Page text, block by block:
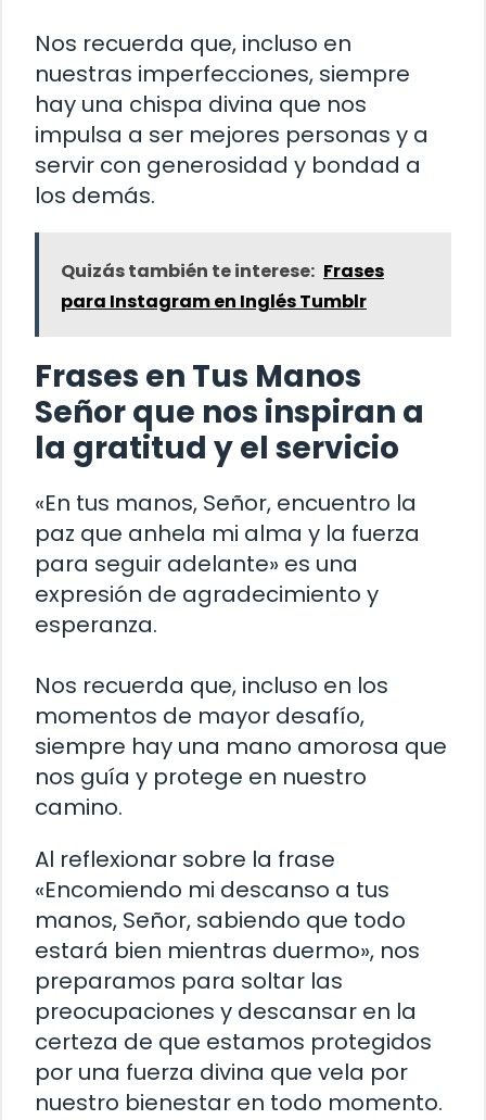
Nos recuerda que, incluso en
nuestras imperfecciones, siempre
hay una chispa divina que nos
impulsa a ser mejores personas y a
servir con generosidad y bondad a
los demás.
Quizás también te interese: Frases
para Instagram en Inglés Tumblr
Frases en Tus Manos
Señor que nos inspiran a
la gratitud y el servicio
«En tus manos, Señor, encuentro la
paz que anhela mi alma y la fuerza
para seguir adelante» es una
expresión de agradecimiento y
esperanza.
Nos recuerda que, incluso en los
momentos de mayor desafío,
siempre hay una mano amorosa que
nos guía y protege en nuestro
camino.
Al reflexionar sobre la frase
«Encomiendo mi descanso a tus
manos, Señor, sabiendo que todo
estará bien mientras duermo», nos
preparamos para soltar las
preocupaciones y descansar en la
certeza de que estamos protegidos
por una fuerza divina que vela por
nuestro bienestar en todo momento.